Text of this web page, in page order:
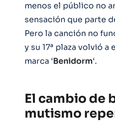
menos el público no
sensación que parte
Pero la canción no
y su 17ª plaza volvió a
marca ‘Benidorm‘.
El cambio de
mutismo